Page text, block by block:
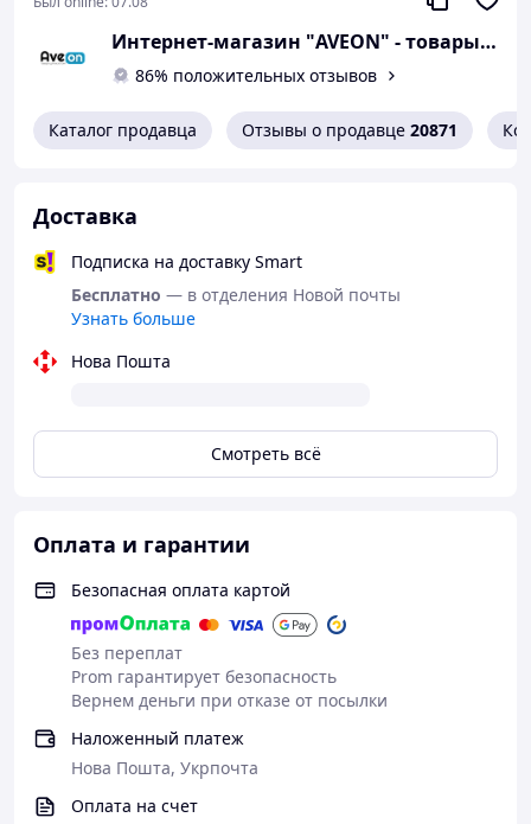
Количество скоростей: 1;
Система прямой подачи сока: Нет;
Легко чистить: все части съемные.
Интернет-магазин "AVEON" - товары для всей семьи! Самые низкие цены!
86% положительных отзывов
Каталог продавца Отзывы о продавце 20871
Доставка
Подписка на доставку Smart
Бесплатно — в отделения Новой почты
Узнать больше
Нова Пошта
Смотреть всё
Оплата и гарантии
Безопасная оплата картой
Без переплат
Prom гарантирует безопасность
Вернем деньги при отказе от посылки
Наложенный платеж
Нова Пошта, Укрпочта
Оплата на счет